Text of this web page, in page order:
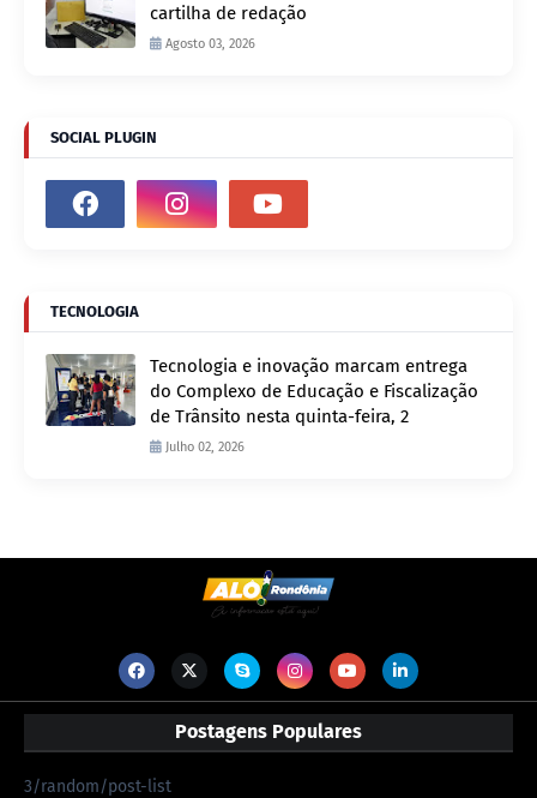
cartilha de redação
Agosto 03, 2026
SOCIAL PLUGIN
TECNOLOGIA
Tecnologia e inovação marcam entrega
do Complexo de Educação e Fiscalização
de Trânsito nesta quinta-feira, 2
Julho 02, 2026
Postagens Populares
3/random/post-list